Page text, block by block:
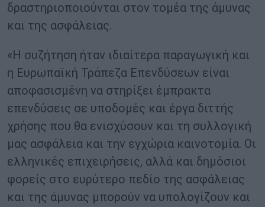
δραστηριοποιούνται στον τομέα της άμυνας
και της ασφάλειας.
«Η συζήτηση ήταν ιδιαίτερα παραγωγική και
η Ευρωπαϊκή Τράπεζα Επενδύσεων είναι
αποφασισμένη να στηρίξει έμπρακτα
επενδύσεις σε υποδομές και έργα διττής
χρήσης που θα ενισχύσουν και τη συλλογική
μας ασφάλεια και την εγχώρια καινοτομία. Οι
ελληνικές επιχειρήσεις, αλλά και δημόσιοι
φορείς στο ευρύτερο πεδίο της ασφάλειας
και της άμυνας μπορούν να υπολογίζουν και